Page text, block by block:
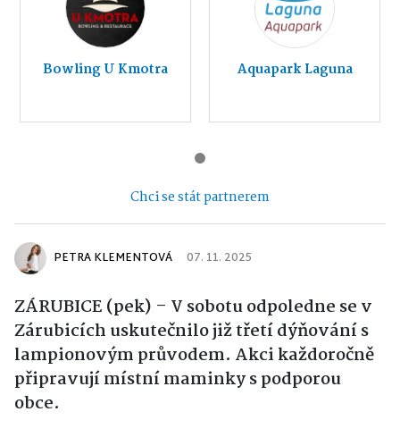
Bowling U Kmotra Aquapark Laguna
Chci se stát partnerem
PETRA KLEMENTOVÁ 07. 11. 2025
ZÁRUBICE (pek) – V sobotu odpoledne se v
Zárubicích uskutečnilo již třetí dýňování s
lampionovým průvodem. Akci každoročně
připravují místní maminky s podporou
obce.